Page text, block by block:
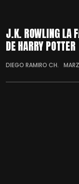
J.K. ROWLING LA
DE HARRY POTTER
DIEGO RAMIRO CH.